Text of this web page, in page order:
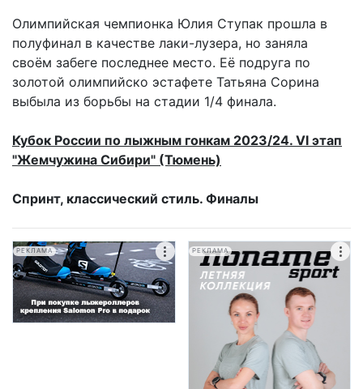
Олимпийская чемпионка Юлия Ступак прошла в
полуфинал в качестве лаки-лузера, но заняла
своём забеге последнее место. Её подруга по
золотой олимпийско эстафете Татьяна Сорина
выбыла из борьбы на стадии 1/4 финала.
Кубок России по лыжным гонкам 2023/24. VI этап
"Жемчужина Сибири" (Тюмень)
Спринт, классический стиль. Финалы
РЕКЛАМА РЕКЛАМА